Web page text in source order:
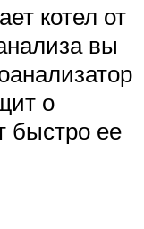
котел от
вы
о
быстро ее